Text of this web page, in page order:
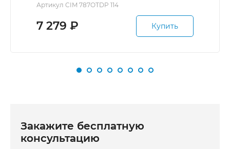
Артикул CIM 787OTDP 114
7 279 ₽ Купить
Закажите бесплатную
консультацию